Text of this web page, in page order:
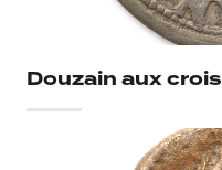
Douzain aux